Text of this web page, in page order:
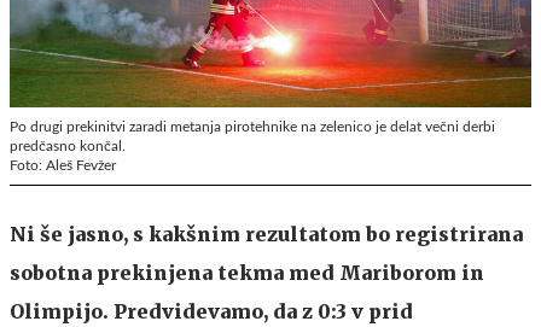
Po drugi prekinitvi zaradi metanja pirotehnike na zelenico je delat večni derbi
predčasno končal.
Foto: Aleš Fevžer
Ni še jasno, s kakšnim rezultatom bo registrirana
sobotna prekinjena tekma med Mariborom in
Olimpijo. Predvidevamo, da z 0:3 v prid